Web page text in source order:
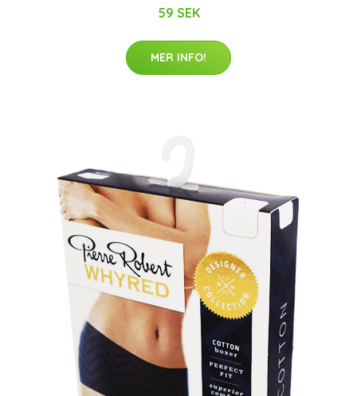
59 SEK
MER INFO!